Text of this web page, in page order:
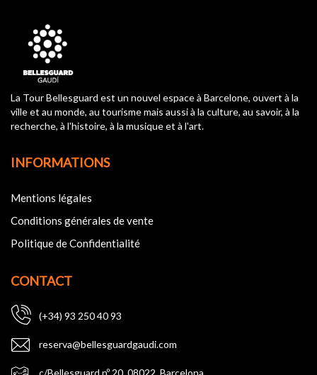
La Tour Bellesguard est un nouvel espace à Barcelone, ouvert à la
ville et au monde, au tourisme mais aussi à la culture, au savoir, à la
recherche, à l'histoire, à la musique et à l'art.
INFORMATIONS
Mentions légales
Conditions générales de vente
Politique de Confidentialité
CONTACT
(+34) 93 250 40 93
reserva@bellesguardgaudi.com
c/Bellesguard nº 20, 08022, Barcelona